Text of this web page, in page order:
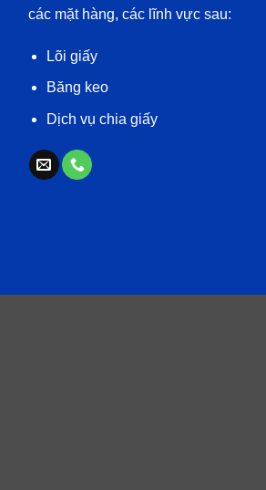
các mặt hàng, các lĩnh vực sau:
Lõi giấy
Băng keo
Dịch vụ chia giấy